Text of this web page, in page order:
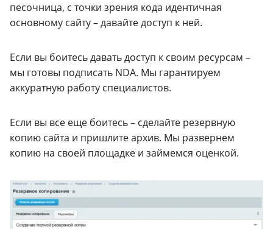
песочница, с точки зрения кода идентичная
основному сайту – давайте доступ к ней.
Если вы боитесь давать доступ к своим ресурсам –
мы готовы подписать NDA. Мы гарантируем
аккуратную работу специалистов.
Если вы все еще боитесь – сделайте резервную
копию сайта и пришлите архив. Мы развернем
копию на своей площадке и займемся оценкой.